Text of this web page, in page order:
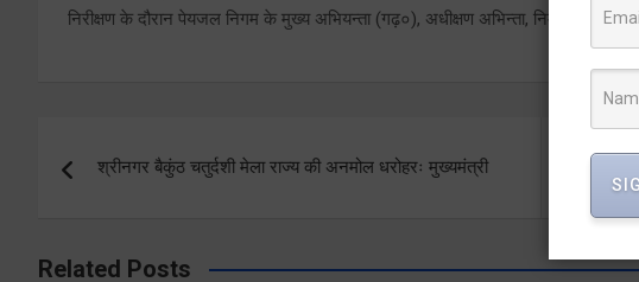
निरीक्षण के दौरान पेयजल निगम के मुख्य अभियन्ता (गढ़०), अधीक्षण अभिन्ता, निर्माण मण्डल,
navigation
श्रीनगर बैकुंठ चतुर्दशी मेला राज्य की अनमोल धरोहरः मुख्यमंत्री
Related Posts